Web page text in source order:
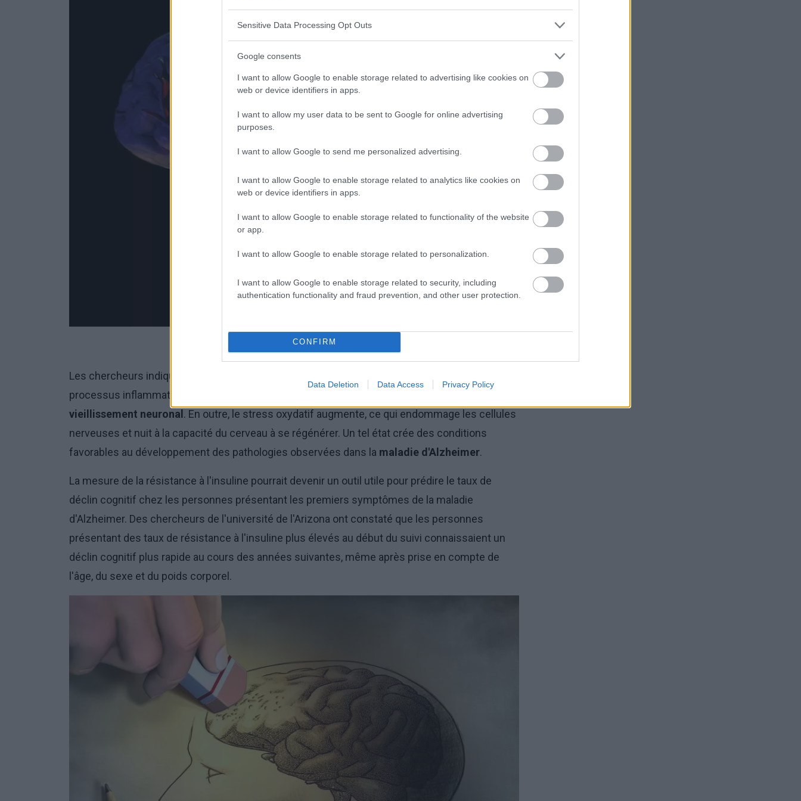
Sensitive Data Processing Opt Outs
Google consents
I want to allow Google to enable storage related to advertising like cookies on
web or device identifiers in apps.
I want to allow my user data to be sent to Google for online advertising
purposes.
I want to allow Google to send me personalized advertising.
I want to allow Google to enable storage related to analytics like cookies on
web or device identifiers in apps.
I want to allow Google to enable storage related to functionality of the website
or app.
I want to allow Google to enable storage related to personalization.
I want to allow Google to enable storage related to security, including
authentication functionality and fraud prevention, and other user protection.
CONFIRM
Data Deletion Data Access Privacy Policy
Les chercheurs indiquent que l'excès de sucre et les troubles liés à l'insuline favorisent les
processus inflammatoires dans l'organisme, et que l'inflammation chronique peut accélérer le
vieillissement neuronal . En outre, le stress oxydatif augmente, ce qui endommage les cellules
nerveuses et nuit à la capacité du cerveau à se régénérer. Un tel état crée des conditions
favorables au développement des pathologies observées dans la maladie d'Alzheimer.
La mesure de la résistance à l'insuline pourrait devenir un outil utile pour prédire le taux de
déclin cognitif chez les personnes présentant les premiers symptômes de la maladie
d'Alzheimer. Des chercheurs de l'université de l'Arizona ont constaté que les personnes
présentant des taux de résistance à l'insuline plus élevés au début du suivi connaissaient un
déclin cognitif plus rapide au cours des années suivantes, même après prise en compte de
l'âge, du sexe et du poids corporel.